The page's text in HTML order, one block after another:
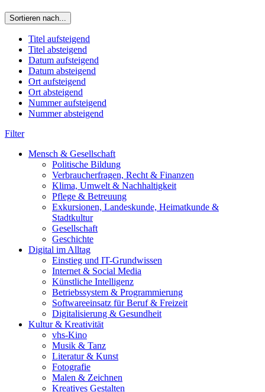
Sortieren nach...
Titel aufsteigend
Titel absteigend
Datum aufsteigend
Datum absteigend
Ort aufsteigend
Ort absteigend
Nummer aufsteigend
Nummer absteigend
Filter
Mensch & Gesellschaft
Politische Bildung
Verbraucherfragen, Recht & Finanzen
Klima, Umwelt & Nachhaltigkeit
Pflege & Betreuung
Exkursionen, Landeskunde, Heimatkunde &
Stadtkultur
Gesellschaft
Geschichte
Digital im Alltag
Einstieg und IT-Grundwissen
Internet & Social Media
Künstliche Intelligenz
Betriebssystem & Programmierung
Softwareeinsatz für Beruf & Freizeit
Digitalisierung & Gesundheit
Kultur & Kreativität
vhs-Kino
Musik & Tanz
Literatur & Kunst
Fotografie
Malen & Zeichnen
Kreatives Gestalten